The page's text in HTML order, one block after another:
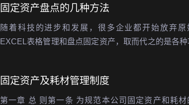
固定资产盘点的几种方法
随着科技的进步和发展，很多企业都开始放弃原
EXCEL表格管理和盘点固定资产，取而代之的是各
固定资产及耗材管理制度
第一章 总 则第一条 为规范本公司固定资产和耗材